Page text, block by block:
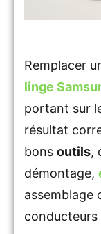
Remplacer
linge
portant sur
résultat
bons outils,
démontage,
assemblage
conducteurs